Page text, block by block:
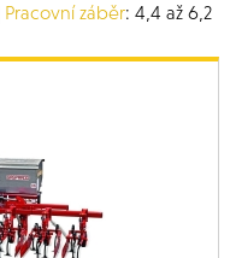
Pracovní záběr: 4,4 až 6,2